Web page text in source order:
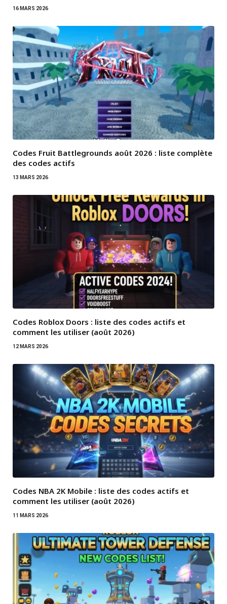
16 MARS 2026
Codes Fruit Battlegrounds août 2026 : liste complète
des codes actifs
13 MARS 2026
Codes Roblox Doors : liste des codes actifs et
comment les utiliser (août 2026)
12 MARS 2026
Codes NBA 2K Mobile : liste des codes actifs et
comment les utiliser (août 2026)
11 MARS 2026